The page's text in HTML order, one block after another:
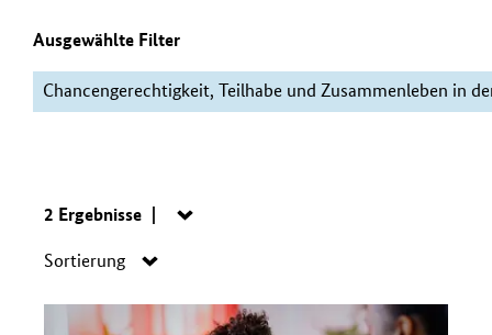
Ausgewählte Filter
Chancengerechtigkeit, Teilhabe und Zusammenleben in
Suche:
2 Ergebnisse
Navigation
Sortierung
Navigation